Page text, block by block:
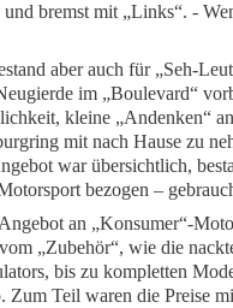
bremst mit „Links“. -
aber auch für „Seh-
im „Boulevard“
kleine „Andenken“
mit nach Hause zu
war übersichtlich,
bezogen –
an „Konsumer“-
„Zubehör“, wie die
bis zu kompletten
Zum Teil waren die Preise